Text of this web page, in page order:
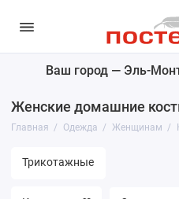
Ваш город — Эль-
Женские домашние
Главная Одежда Женщинам
Трикотажные
Мужчинам